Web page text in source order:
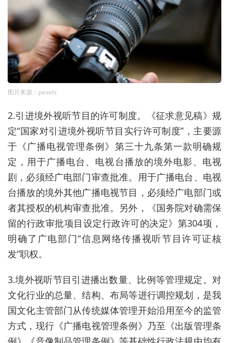
图片来源：pexels
2.引进境外视听节目的许可制度。《征求意见稿》规
定“国家对引进境外视听节目实行许可制度”，主要源
于《广播电视管理条例》第三十九条第一款明确规
定，用于广播电台、电视台播放的境外电影、电视
剧，必须经广电部门审查批准。用于广播电台、电视
台播放的境外其他广播电视节目，必须经广电部门或
者其授权的机构审查批准。另外，《国务院对确需保
留的行政审批项目设定行政许可的决定》第304项，
明确了广电部门“信息网络传播视听节目许可证核
发”职权。
3.境外视听节目引进播出数量、比例等管理规定。对
文化行业的总量、结构、布局等进行调控规划，是我
国文化主管部门从传统媒体管理开始沿用至今的监管
方式，现行《广播电视管理条例》乃至《出版管理条